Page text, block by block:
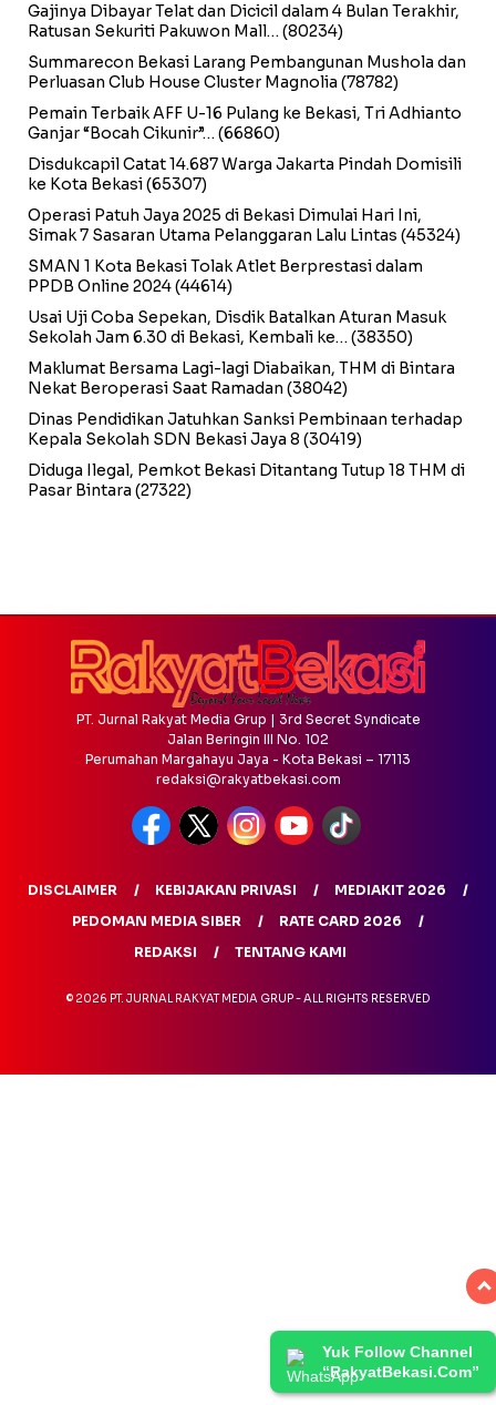
Gajinya Dibayar Telat dan Dicicil dalam 4 Bulan Terakhir,
Ratusan Sekuriti Pakuwon Mall… (80234)
Summarecon Bekasi Larang Pembangunan Mushola dan
Perluasan Club House Cluster Magnolia (78782)
Pemain Terbaik AFF U-16 Pulang ke Bekasi, Tri Adhianto
Ganjar “Bocah Cikunir”… (66860)
Disdukcapil Catat 14.687 Warga Jakarta Pindah Domisili
ke Kota Bekasi(65307)
Operasi Patuh Jaya 2025 di Bekasi Dimulai Hari Ini,
Simak 7 Sasaran Utama Pelanggaran Lalu Lintas (45324)
SMAN 1 Kota Bekasi Tolak Atlet Berprestasi dalam
PPDB Online 2024(44614)
Usai Uji Coba Sepekan, Disdik Batalkan Aturan Masuk
Sekolah Jam 6.30 di Bekasi, Kembali ke… (38350)
Maklumat Bersama Lagi-lagi Diabaikan, THM di Bintara
Nekat Beroperasi Saat Ramadan (38042)
Dinas Pendidikan Jatuhkan Sanksi Pembinaan terhadap
Kepala Sekolah SDN Bekasi Jaya 8 (30419)
Diduga Ilegal, Pemkot Bekasi Ditantang Tutup 18 THM di
Pasar Bintara (27322)
Yuk Follow Channel
“RakyatBekasi.Com”
PT. Jurnal Rakyat Media Grup | 3rd Secret Syndicate
Jalan Beringin III No. 102
Perumahan Margahayu Jaya - Kota Bekasi – 17113
redaksi@rakyatbekasi.com
DISCLAIMER KEBIJAKAN PRIVASI
MEDIAKIT 2026
PEDOMAN MEDIA SIBER
RATE CARD 2026
REDAKSI
TENTANG KAMI
© 2026 PT. JURNAL RAKYAT MEDIA GRUP - ALL RIGHTS RESERVED